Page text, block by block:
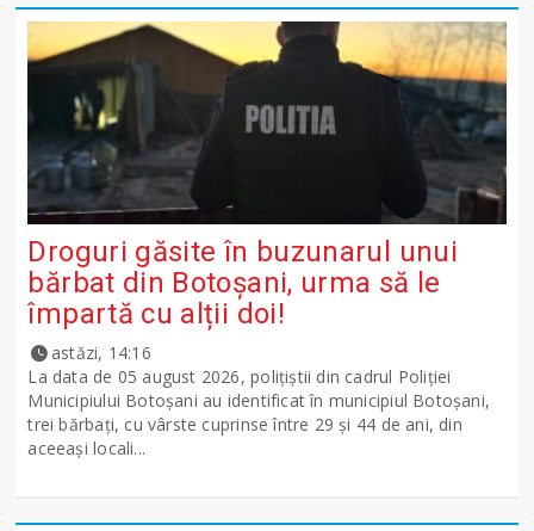
Droguri găsite în buzunarul unui
bărbat din Botoșani, urma să le
împartă cu alții doi!
astăzi, 14:16
La data de 05 august 2026, polițiștii din cadrul Poliției
Municipiului Botoșani au identificat în municipiul Botoșani,
trei bărbați, cu vârste cuprinse între 29 și 44 de ani, din
aceeași locali...